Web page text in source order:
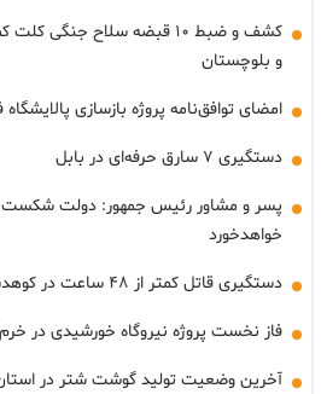
کشف و ضبط ۱۰ قبضه سلاح
و بلوچستان
امضای توافق‌نامه پروژه بازسازی پالایشگاه فازهای ۴ و ۵
دستگیری ۷ سارق حرفه‌ای در بابل
پسر و مشاور رئیس جمهور: دولت شکست
خواهدخورد
دستگیری قاتل کمتر از ۴۸ ساعت در کوهدشت
فاز نخست پروژه نیروگاه خورشیدی در
آخرین وضعیت تولید گوشت شتر در